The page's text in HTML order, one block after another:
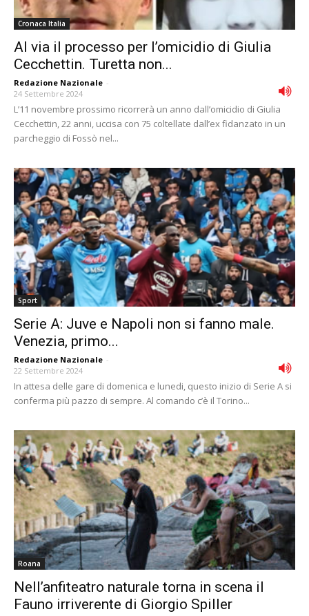
Cronaca Italia
Al via il processo per l’omicidio di Giulia
Cecchettin. Turetta non...
Redazione Nazionale -
24 Settembre 2024
L’11 novembre prossimo ricorrerà un anno dall’omicidio di Giulia
Cecchettin, 22 anni, uccisa con 75 coltellate dall’ex fidanzato in un
parcheggio di Fossò nel...
Sport
Serie A: Juve e Napoli non si fanno male.
Venezia, primo...
Redazione Nazionale -
22 Settembre 2024
In attesa delle gare di domenica e lunedi, questo inizio di Serie A si
conferma più pazzo di sempre. Al comando c’è il Torino...
Roana
Nell’anfiteatro naturale torna in scena il
Fauno irriverente di Giorgio Spiller